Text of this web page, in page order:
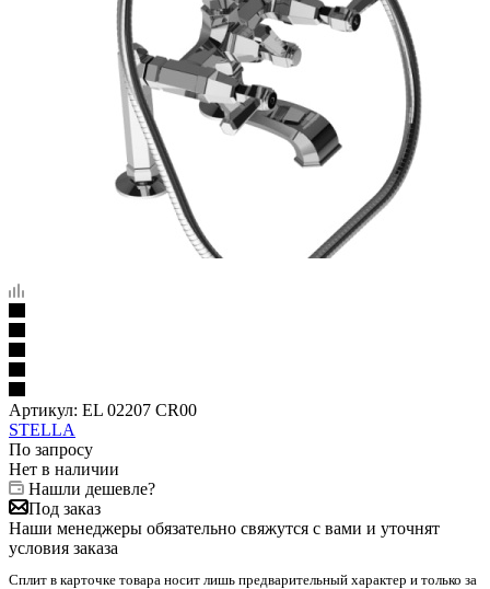
Артикул: EL 02207 CR00
STELLA
По запросу
Нет в наличии
Нашли дешевле?
Под заказ
Наши менеджеры обязательно свяжутся с вами и уточнят
условия заказа
Сплит в карточке товара носит лишь предварительный характер и только за